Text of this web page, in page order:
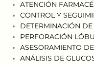
ATENCIÓN
CONTROL Y
DETERMINACIÓN
PERFORACIÓN
ASESORAMIENTO
ANÁLISIS DE